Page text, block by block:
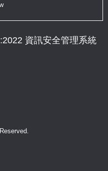
資訊安全管理系統